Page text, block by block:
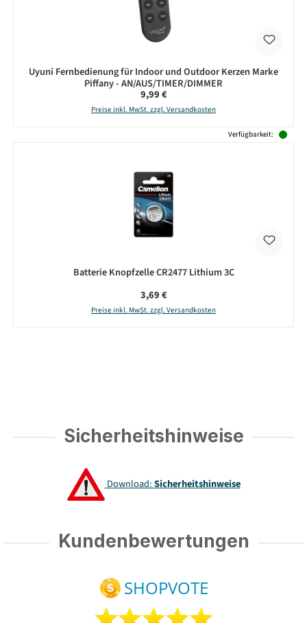
Uyuni Fernbedienung für Indoor und Outdoor Kerzen Marke
Piffany - AN/AUS/TIMER/DIMMER
Regulärer Preis:
9,99 €
Preise inkl. MwSt. zzgl. Versandkosten
Verfügbarkeit:
Batterie Knopfzelle CR2477 Lithium 3C
Regulärer Preis:
3,69 €
Preise inkl. MwSt. zzgl. Versandkosten
Sicherheitshinweise
Download:Sicherheitshinweise
Kundenbewertungen